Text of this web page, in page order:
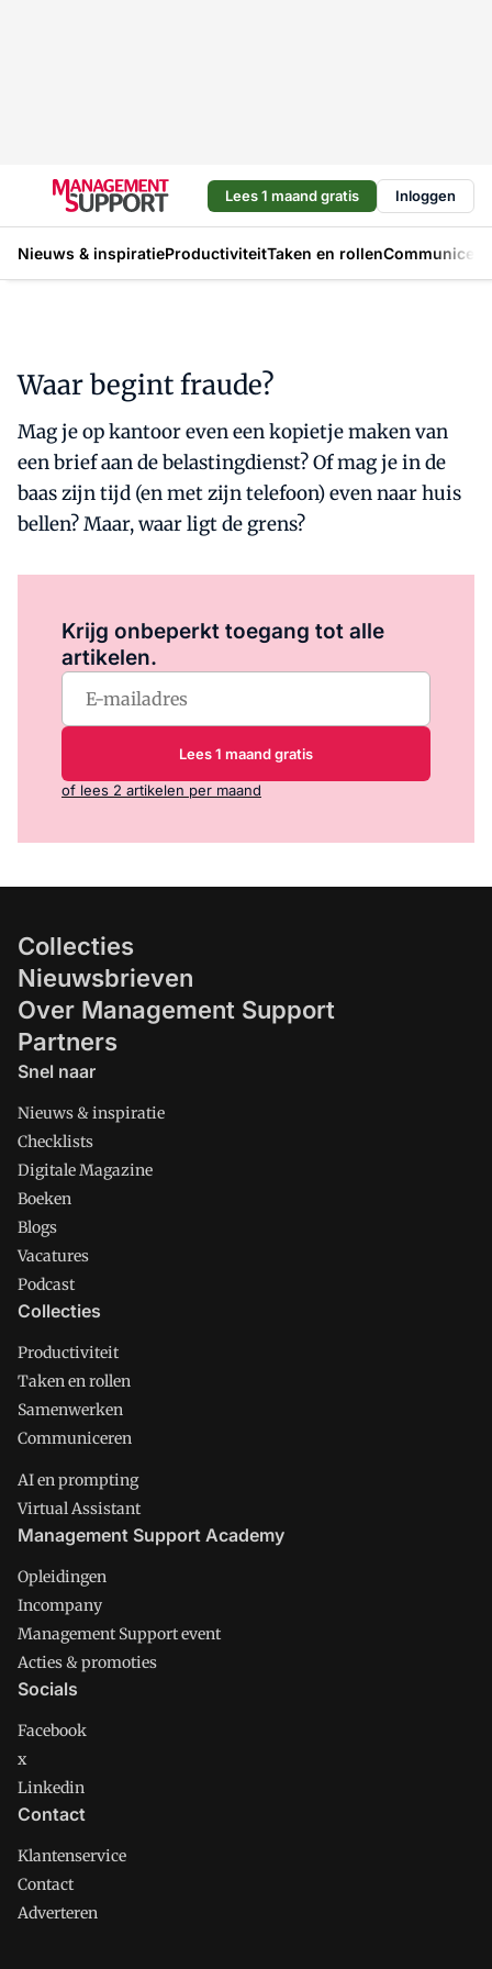
Lees 1 maand gratis Inloggen
Nieuws & inspiratieProductiviteitTaken en rollen
Waar begint fraude?
Mag je op kantoor even een kopietje maken van
een brief aan de belastingdienst? Of mag je in de
baas zijn tijd (en met zijn telefoon) even naar huis
bellen? Maar, waar ligt de grens?
Krijg onbeperkt toegang tot alle
artikelen.
Lees 1 maand gratis
of lees 2 artikelen per maand
Collecties
Nieuwsbrieven
Over Management Support
Partners
Snel naar
Nieuws & inspiratie
Checklists
Digitale Magazine
Boeken
Blogs
Vacatures
Podcast
Collecties
Productiviteit
Taken en rollen
Samenwerken
Communiceren
AI en prompting
Virtual Assistant
Management Support Academy
Opleidingen
Incompany
Management Support event
Acties & promoties
Socials
Facebook
x
Linkedin
Contact
Klantenservice
Contact
Adverteren